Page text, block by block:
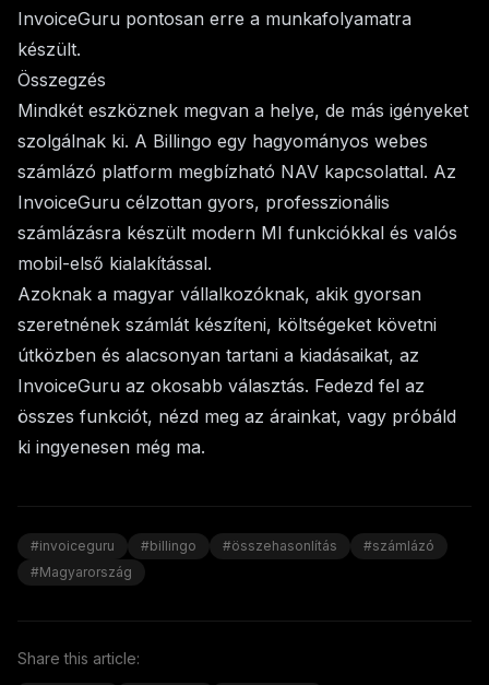
InvoiceGuru pontosan erre a munkafolyamatra
készült.
Összegzés
Mindkét eszköznek megvan a helye, de más igényeket
szolgálnak ki. A Billingo egy hagyományos webes
számlázó platform megbízható NAV kapcsolattal. Az
InvoiceGuru célzottan gyors, professzionális
számlázásra készült modern MI funkciókkal és valós
mobil-első kialakítással.
Azoknak a magyar vállalkozóknak, akik gyorsan
szeretnének számlát készíteni, költségeket követni
útközben és alacsonyan tartani a kiadásaikat, az
InvoiceGuru az okosabb választás. Fedezd fel az
összes funkciót, nézd meg az árainkat, vagy próbáld
ki ingyenesen még ma.
#invoiceguru #billingo #összehasonlítás
#számlázó
#Magyarország
Share this article: